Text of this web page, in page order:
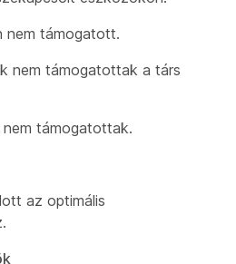
nem támogatott.
nem támogatottak a társ
támogatottak.
az optimális